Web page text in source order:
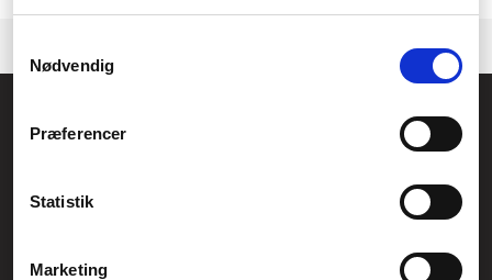
Nødvendig
Præferencer
Statistik
Marketing
CVR.: 26208637
Generelle henvendelser:
Service- og reklamationsafdelingen: